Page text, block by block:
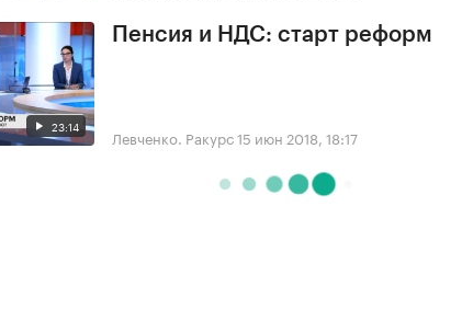
23:14
Пенсия и НДС: старт реформ
Левченко. Ракурс15 июн 2018, 18:17